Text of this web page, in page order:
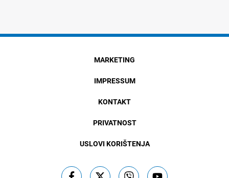
MARKETING
IMPRESSUM
KONTAKT
PRIVATNOST
USLOVI KORIŠTENJA